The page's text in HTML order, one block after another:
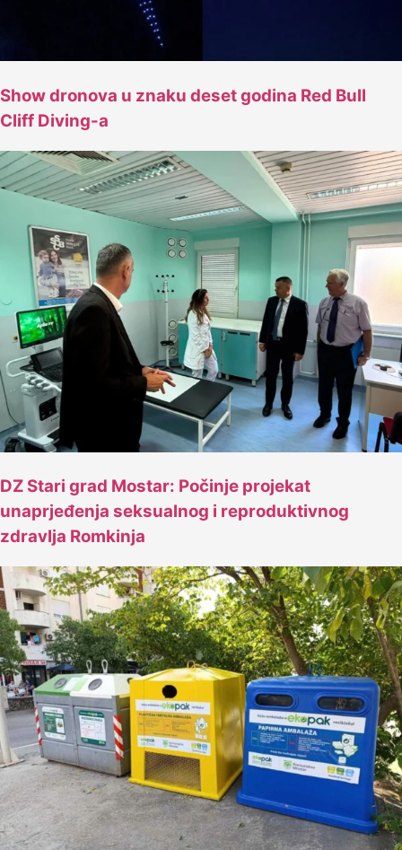
Show dronova u znaku deset godina Red Bull
Cliff Diving-a
DZ Stari grad Mostar: Počinje projekat
unaprjeđenja seksualnog i reproduktivnog
zdravlja Romkinja